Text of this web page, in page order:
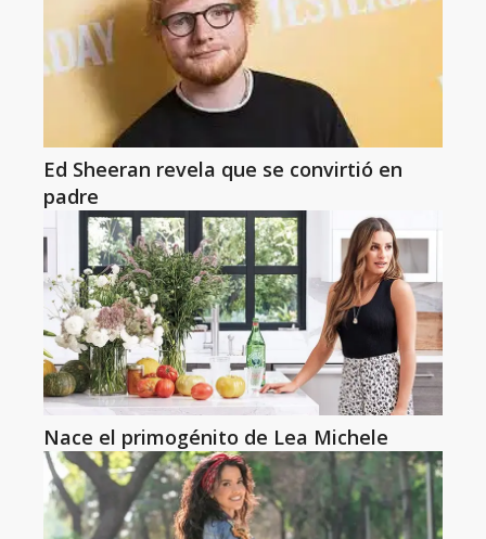
Ed Sheeran revela que se convirtió en
padre
Nace el primogénito de Lea Michele